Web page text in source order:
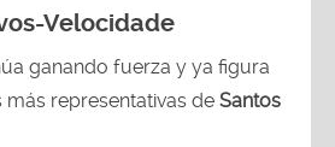
Velocidade
ganando fuerza y ya figura
más representativas de Santos